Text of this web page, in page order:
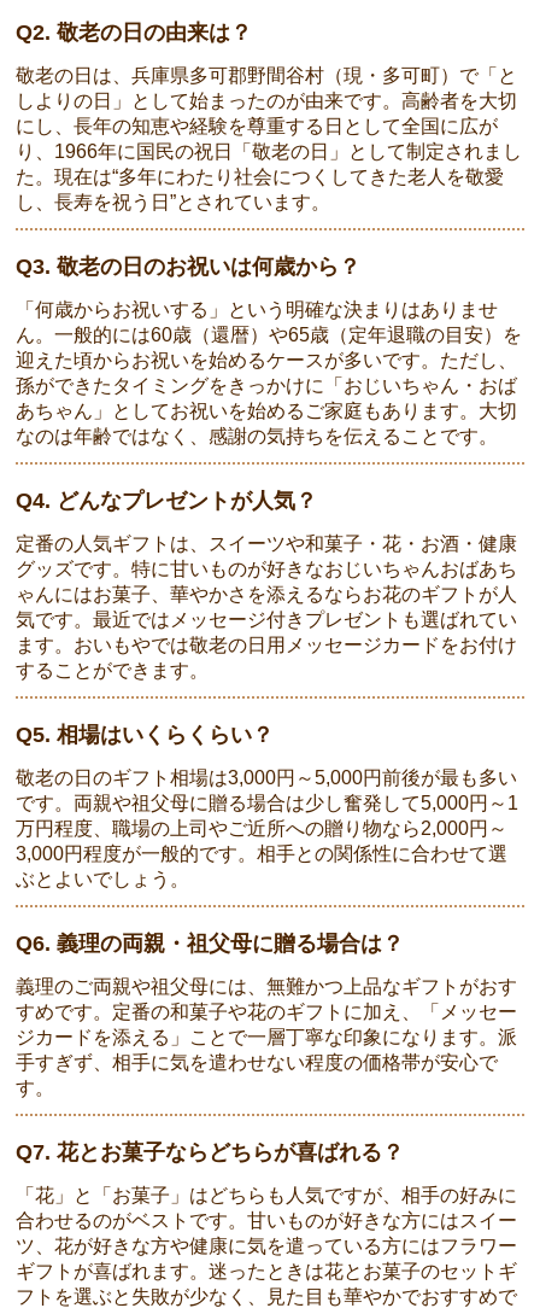
Q2. 敬老の日の由来は？
敬老の日は、兵庫県多可郡野間谷村（現・多可町）で「と
しよりの日」として始まったのが由来です。高齢者を大切
にし、長年の知恵や経験を尊重する日として全国に広が
り、1966年に国民の祝日「敬老の日」として制定されまし
た。現在は“多年にわたり社会につくしてきた老人を敬愛
し、長寿を祝う日”とされています。
Q3. 敬老の日のお祝いは何歳から？
「何歳からお祝いする」という明確な決まりはありませ
ん。一般的には60歳（還暦）や65歳（定年退職の目安）を
迎えた頃からお祝いを始めるケースが多いです。ただし、
孫ができたタイミングをきっかけに「おじいちゃん・おば
あちゃん」としてお祝いを始めるご家庭もあります。大切
なのは年齢ではなく、感謝の気持ちを伝えることです。
Q4. どんなプレゼントが人気？
定番の人気ギフトは、スイーツや和菓子・花・お酒・健康
グッズです。特に甘いものが好きなおじいちゃんおばあち
ゃんにはお菓子、華やかさを添えるならお花のギフトが人
気です。最近ではメッセージ付きプレゼントも選ばれてい
ます。おいもやでは敬老の日用メッセージカードをお付け
することができます。
Q5. 相場はいくらくらい？
敬老の日のギフト相場は3,000円～5,000円前後が最も多い
です。両親や祖父母に贈る場合は少し奮発して5,000円～1
万円程度、職場の上司やご近所への贈り物なら2,000円～
3,000円程度が一般的です。相手との関係性に合わせて選
ぶとよいでしょう。
Q6. 義理の両親・祖父母に贈る場合は？
義理のご両親や祖父母には、無難かつ上品なギフトがおす
すめです。定番の和菓子や花のギフトに加え、「メッセー
ジカードを添える」ことで一層丁寧な印象になります。派
手すぎず、相手に気を遣わせない程度の価格帯が安心で
す。
Q7. 花とお菓子ならどちらが喜ばれる？
「花」と「お菓子」はどちらも人気ですが、相手の好みに
合わせるのがベストです。甘いものが好きな方にはスイー
ツ、花が好きな方や健康に気を遣っている方にはフラワー
ギフトが喜ばれます。迷ったときは花とお菓子のセットギ
フトを選ぶと失敗が少なく、見た目も華やかでおすすめで